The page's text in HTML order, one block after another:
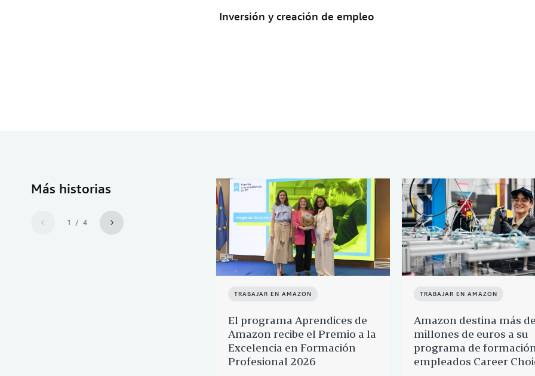
Inversión y creación de empleo
Más historias
1 / 4
TRABAJAR EN AMAZON
El programa Aprendices de
Amazon recibe el Premio a la
Excelencia en Formación
Profesional 2026
TRABAJAR EN AMAZON
Amazon destina más
millones de euros a su
programa de
empleados Career